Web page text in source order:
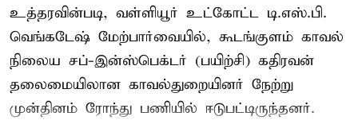
உத்தரவின்படி, வள்ளியூர் உட்கோட்ட டி.எஸ்.பி.
வெங்கடேஷ் மேற்பார்வையில், கூடங்குளம் காவல்
நிலைய சப்-இன்ஸ்பெக்டர் (பயிற்சி) கதிரவன்
தலைமையிலான காவல்துறையினர் நேற்று
முன்தினம் ரோந்து பணியில் ஈடுபட்டிருந்தனர்.